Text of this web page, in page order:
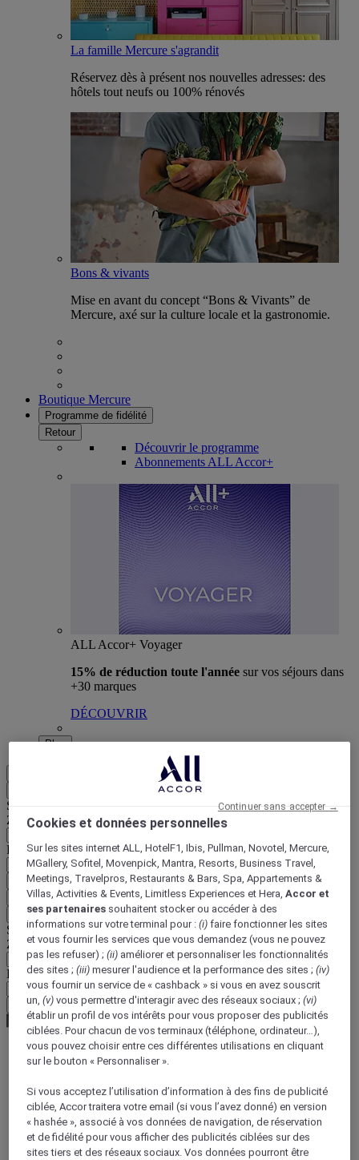
La famille Mercure s'agrandit
Réservez dès à présent nos nouvelles adresses: des
hôtels tout neufs ou 100% rénovés
Bons & vivants
Mise en avant du concept “Bons & Vivants” de
Mercure, axé sur la culture locale et la gastronomie.
Boutique Mercure
Programme de fidélité
Retour
Découvrir le programme
Abonnements ALL Accor+
ALL Accor+ Voyager
15% de réduction toute l'année sur vos séjours dans
+30 marques
DÉCOUVRIR
Plus
Sélectionnez votre zone et votre langue ci-dessous
Zone géographique
Pays/Région - Langue
Valider votre zone et votre langue
EUR (€)
Retour
Sélectionnez votre devise ci-dessous
Zone géographique
Devise
Valider ma devise
World
France
Ile-de-France
SEINE-ST-DENIS
Pantin
Cookies et données personnelles
Sur les sites internet ALL, HotelF1, Ibis, Pullman, Novotel, Mercure,
MGallery, Sofitel, Movenpick, Mantra, Resorts, Business Travel,
Meetings, Travelpros, Restaurants & Bars, Spa, Appartements &
Villas, Activities & Events, Limitless Experiences et Hera,Accor et
ses partenaires souhaitent stocker ou accéder à des
informations sur votre terminal pour :(i) faire fonctionner les sites
et vous fournir les services que vous demandez (vous ne pouvez
pas les refuser) ;(ii) améliorer et personnaliser les fonctionnalités
des sites ;(iii) mesurer l'audience et la performance des sites ;(iv)
vous fournir un service de « cashback » si vous en avez souscrit
un,(v) vous permettre d'interagir avec des réseaux sociaux ;(vi)
établir un profil de vos intérêts pour vous proposer des publicités
ciblées. Pour chacun de vos terminaux (téléphone, ordinateur…),
vous pouvez choisir entre ces différentes utilisations en cliquant
sur le bouton « Personnaliser ».
Si vous acceptez l’utilisation d’information à des fins de publicité
ciblée, Accor traitera votre email (si vous l’avez donné) en version
« hashée », associé à vos données de navigation, de réservation
et de fidélité pour vous afficher des publicités ciblées sur des
sites tiers et des réseaux sociaux. Vos données pourront être
Continuer sans accepter →